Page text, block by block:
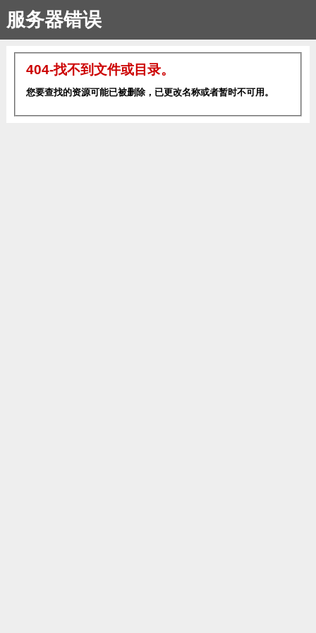
服务器错误
404-找不到文件或目录。
您要查找的资源可能已被删除，已更改名称或者暂时不可用。